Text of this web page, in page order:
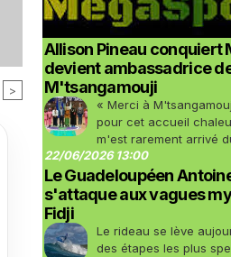
>
Allison Pineau conquiert
devient ambassadrice
M'tsangamouji
« Merci à
pour cet accueil
m'est rarement arrivé
22/06/2026 13:00
Le Guadeloupéen
s'attaque aux vagues
Fidji
Le rideau se lève
des étapes les plus